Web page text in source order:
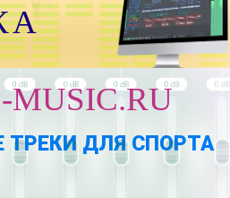
MUSIC.RU
ДЛЯ СПОРТА